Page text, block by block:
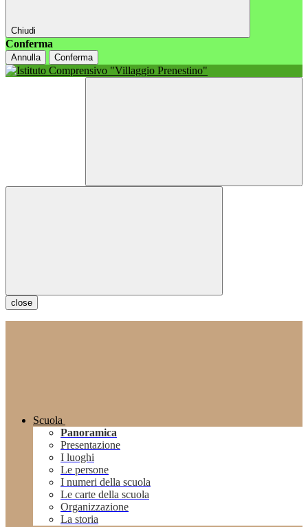
Chiudi
Conferma
Annulla Conferma
close
Scuola
Panoramica
Presentazione
I luoghi
Le persone
I numeri della scuola
Le carte della scuola
Organizzazione
La storia